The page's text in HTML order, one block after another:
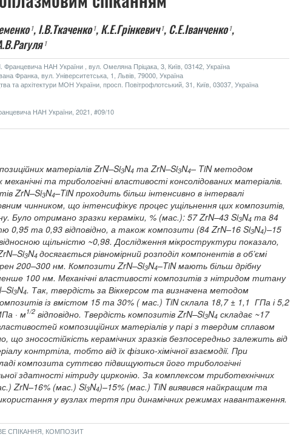
1, І.В.Ткаченко1, К.Е.Грінкевич1, С.Е.Іванченко1,
1
Францевича НАН України , вул. Омеляна Пріцака, 3, Київ, 03142, Україна
Франка, вул. Університетська, 1, Львів, 79000, Україна
та архітектури МОН України, просп. Повітрофлотський, 31, Київ, 03037, Україна
НАН України, 2021, #09/10
матеріалів ZrN–Si3N4 та ZrN–Si3N4– TiN методом
та трибологічні властивості консолідованих матеріалів.
ZrN–Si3N4–TiN проходить більш інтенсивно в інтервалі
чинником, що інтенсифікує процес ущільнення цих композитів,
Було отримано зразки кераміки, % (мас.): 57 ZrN–43 Si3N4 та 84
0,95 та 0,93 відповідно, а також композити (84 ZrN–16 Si3N4)–15
щільністю ~0,98. Дослідження мікроструктури показало,
3N4 досягається рівномірний розподіл компонентів в об’ємі
200–300 нм. Композити ZrN–Si3N4–TiN мають більш дрібну
100 нм. Механічні властивості композитів з нітридом титану
3N4. Так, твердість за Віккерсом та визначена методом
із вмістом 15 та 30% ( мас.) TiN склала 18,7 ± 1,1 ГПа і 5,2
· м1/2 відповідно. Твердість композитів ZrN–Si3N4 складає ~17
композиційних матеріалів у парі з твердим сплавом
зносостійкість керамічних зразків безпосередньо залежить від
контртіла, тобто від їх фізико-хімічної взаємодії. При
композита суттєво підвищуються його трибологічні
здатності нітриду цирконію. За комплексом триботехнічних
ZrN–16% (мас.) Si3N4)–15% (мас.) TiN виявився найкращим та
у вузлах тертя при динамічних режимах навантаження.
СПІКАННЯ, КОМПОЗИТ